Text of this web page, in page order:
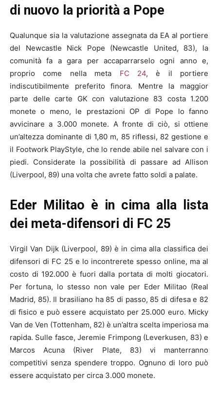
di nuovo la priorità a Pope
Qualunque sia la valutazione assegnata da EA al portiere
del Newcastle Nick Pope (Newcastle United, 83), la
comunità fa a gara per accaparrarselo ogni anno e,
proprio come nella meta FC 24, è il portiere
indiscutibilmente preferito finora. Mentre la maggior
parte delle carte GK con valutazione 83 costa 1.200
monete o meno, le prestazioni OP di Pope lo fanno
avvicinare a 3.000 monete. A fronte di ciò, si ottiene
un’altezza dominante di 1,80 m, 85 riflessi, 82 gestione e
il Footwork PlayStyle, che lo rende abile nel salvare con i
piedi. Considerate la possibilità di passare ad Allison
(Liverpool, 89) una volta che avrete fatto soldi a palate.
Eder Militao è in cima alla lista
dei meta-difensori di FC 25
Virgil Van Dijk (Liverpool, 89) è in cima alla classifica dei
difensori di FC 25 e lo incontrerete spesso online, ma al
costo di 192.000 è fuori dalla portata di molti giocatori.
Per fortuna, lo stesso non vale per Eder Militao (Real
Madrid, 85). Il brasiliano ha 85 di passo, 85 di difesa e 82
di fisico e può essere acquistato per 25.000 euro. Micky
Van de Ven (Tottenham, 82) è un’altra scelta imperiosa ma
rapida. Sulle fasce, Jeremie Frimpong (Leverkusen, 83) e
Marcos Acuna (River Plate, 83) vi manterranno
competitivi senza spendere troppo. Ognuno di loro può
essere acquistato per circa 3.000 monete.